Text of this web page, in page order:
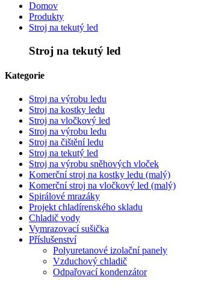
Domov
Produkty
Stroj na tekutý led
Stroj na tekutý led
Kategorie
Stroj na výrobu ledu
Stroj na kostky ledu
Stroj na vločkový led
Stroj na výrobu ledu
Stroj na čištění ledu
Stroj na tekutý led
Stroj na výrobu sněhových vloček
Komerční stroj na kostky ledu (malý)
Komerční stroj na vločkový led (malý)
Spirálové mrazáky
Projekt chladírenského skladu
Chladič vody
Vymrazovací sušička
Příslušenství
Polyuretanové izolační panely
Vzduchový chladič
Odpařovací kondenzátor